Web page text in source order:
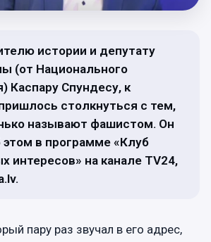
истории и депутату
(от Национального
Каспару Спундесу, к
столкнуться с тем,
называют фашистом. Он
этом в программе «Клуб
интересов» на канале TV24,
пару раз звучал в его адрес,